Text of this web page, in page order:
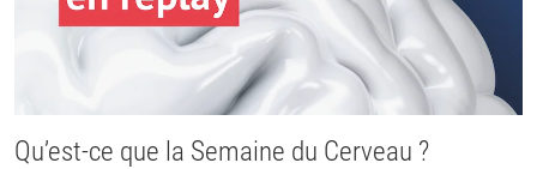
Qu’est-ce que la Semaine du Cerveau ?